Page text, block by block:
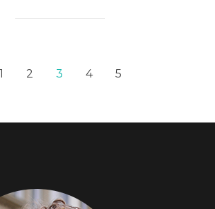
1 2 3 4 5